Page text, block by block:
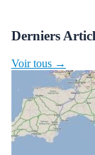
Derniers
Voir tous →